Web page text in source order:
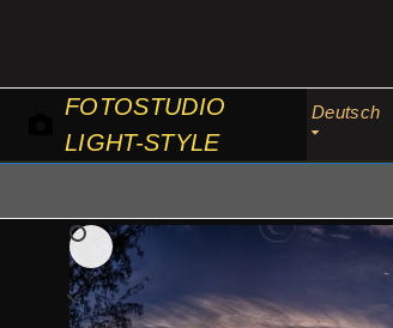
springen
FOTOSTUDIO
LIGHT-STYLE
Deutsch